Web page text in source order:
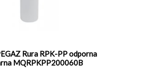
Rura RPK-PP odporna
MQRPKPP200060B